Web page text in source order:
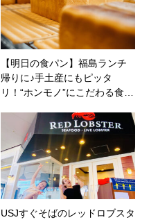
【明日の食パン】福島ランチ
帰りに♪手土産にもピッタ
リ！“ホンモノ”にこだわる食…
USJすぐそばのレッドロブスタ